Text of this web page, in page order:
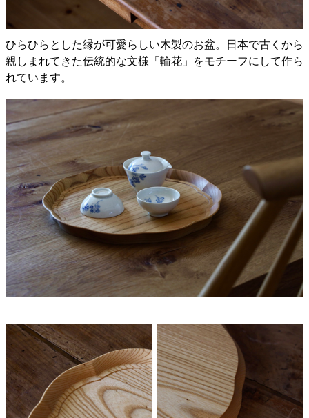
ひらひらとした縁が可愛らしい木製のお盆。日本で古くから
親しまれてきた伝統的な文様「輪花」をモチーフにして作ら
れています。